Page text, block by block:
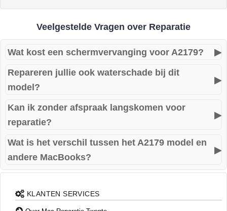
Veelgestelde Vragen over Reparatie
Wat kost een schermvervanging voor A2179? ▶
De prijs hangt af van het schadebeeld en de onderdelen.
Neem gerust contact met ons op voor een offerte.
Repareren jullie ook waterschade bij dit
model?
▶
Ja, wij voeren ook waterschadeherstel uit voor de MacBook
Air A2179. Laat uw toestel zo snel mogelijk onderzoeken.
Kan ik zonder afspraak langskomen voor
reparatie?
▶
Ja, u kunt zonder afspraak langskomen. Wij streven ernaar
om uw MacBook Air A2179 zo snel mogelijk te repareren.
Wat is het verschil tussen het A2179 model en
andere MacBooks?
▶
mechanisch toetsenbord, wat betrouwbaarder is dan het
eerdere butterfly-model.
KLANTEN SERVICES